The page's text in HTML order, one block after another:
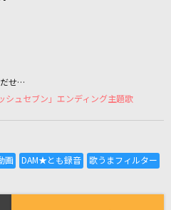
リクエスト
せ…
シュセブン」エンディング主題歌